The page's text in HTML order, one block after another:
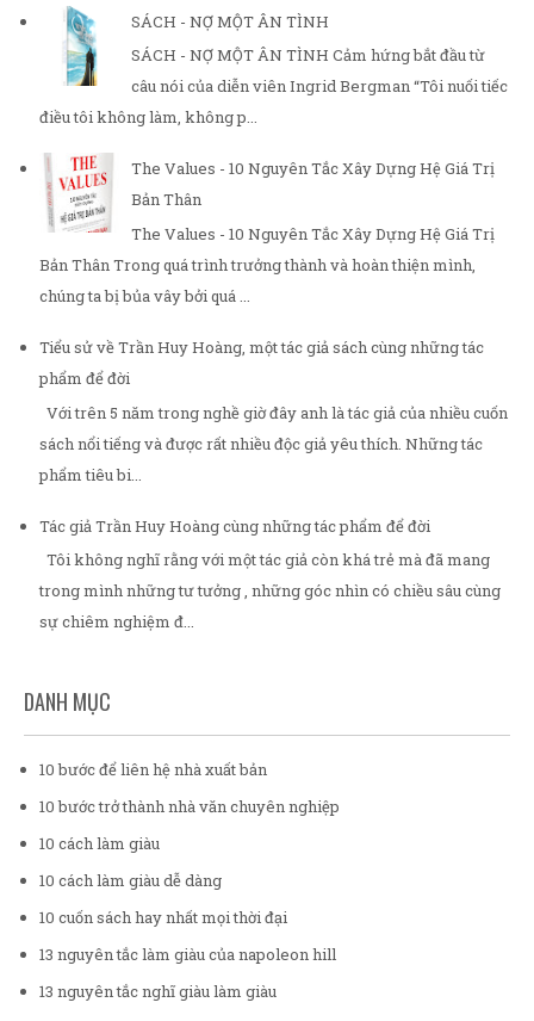
SÁCH - NỢ MỘT ÂN TÌNH
SÁCH - NỢ MỘT ÂN TÌNH Cảm hứng bắt đầu từ
câu nói của diễn viên Ingrid Bergman “Tôi nuối tiếc
điều tôi không làm, không p...
The Values - 10 Nguyên Tắc Xây Dựng Hệ Giá Trị
Bản Thân
The Values - 10 Nguyên Tắc Xây Dựng Hệ Giá Trị
Bản Thân Trong quá trình trưởng thành và hoàn thiện mình,
chúng ta bị bủa vây bởi quá ...
Tiểu sử về Trần Huy Hoàng, một tác giả sách cùng những tác
phẩm để đời
Với trên 5 năm trong nghề giờ đây anh là tác giả của nhiều cuốn
sách nổi tiếng và được rất nhiều độc giả yêu thích. Những tác
phẩm tiêu bi...
Tác giả Trần Huy Hoàng cùng những tác phẩm để đời
Tôi không nghĩ rằng với một tác giả còn khá trẻ mà đã mang
trong mình những tư tưởng , những góc nhìn có chiều sâu cùng
sự chiêm nghiệm đ...
DANH MỤC
10 bước để liên hệ nhà xuất bản
10 bước trở thành nhà văn chuyên nghiệp
10 cách làm giàu
10 cách làm giàu dễ dàng
10 cuốn sách hay nhất mọi thời đại
13 nguyên tắc làm giàu của napoleon hill
13 nguyên tắc nghĩ giàu làm giàu